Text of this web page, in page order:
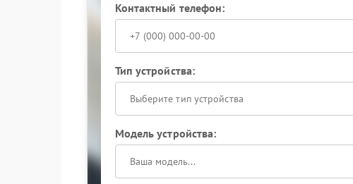
Контактный телефон:
Тип устройства:
Выберите тип устройства
Модель устройства: